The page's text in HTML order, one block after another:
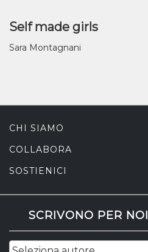
Self made girls
Sara Montagnani
CHI SIAMO
COLLABORA
SOSTIENICI
SCRIVONO PER NOI